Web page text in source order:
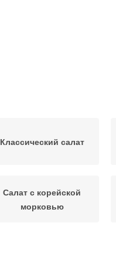
Классический салат
Салат с корейской
морковью